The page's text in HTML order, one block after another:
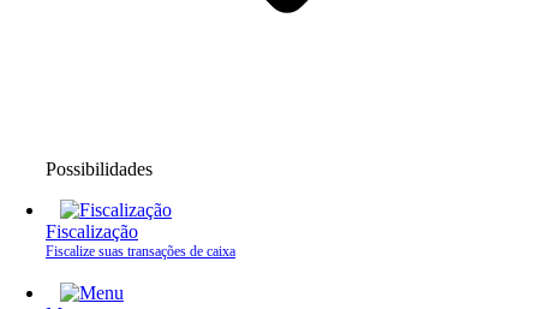
Possibilidades
Fiscalização
Fiscalize suas transações de caixa